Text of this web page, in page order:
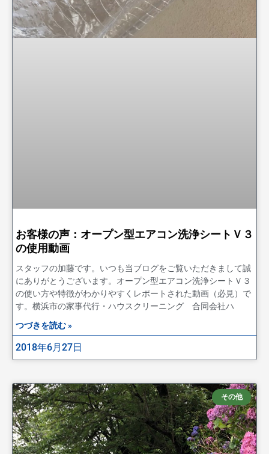
お客様の声：オープン型エアコン洗浄シートＶ３
の使用動画
スタッフの加藤です。いつも当ブログをご覧いただきまして誠
にありがとうございます。オープン型エアコン洗浄シートＶ３
の使い方や特徴がわかりやすくレポートされた動画（必見）で
す。横浜市の家事代行・ハウスクリーニング 合同会社ハ
つづきを読む »
2018年6月27日
その他